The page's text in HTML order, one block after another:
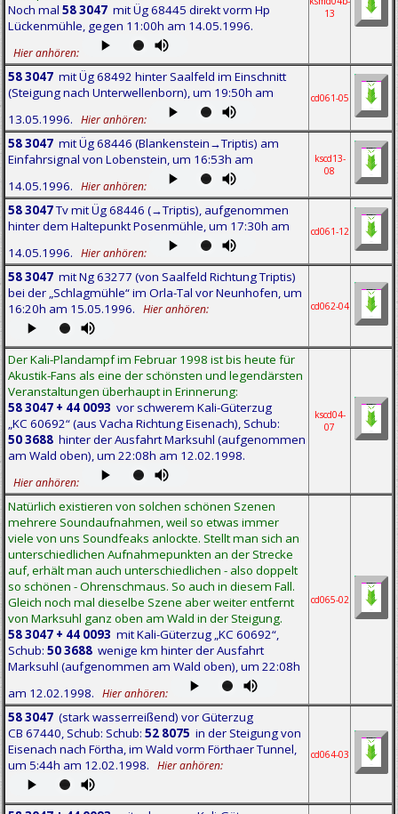
Noch mal58 3047 mit Üg 68445 direkt vorm Hp
Lückenmühle, gegen 11:00h am 14.05.1996.
Hier anhören:
13
58 3047 mit Üg 68492 hinter Saalfeld im Einschnitt
(Steigung nach Unterwellenborn), um 19:50h am
13.05.1996.
Hier anhören:
cd061-05
58 3047 mit Üg 68446 (Blankenstein→Triptis) am
Einfahrsignal von Lobenstein, um 16:53h am
14.05.1996.
Hier anhören:
kscd13-
08
58 3047Tv mit Üg 68446 (→Triptis), aufgenommen
hinter dem Haltepunkt Posenmühle, um 17:30h am
14.05.1996.
Hier anhören:
cd061-12
58 3047 mit Ng 63277 (von Saalfeld Richtung Triptis)
bei der „Schlagmühle“ im Orla-Tal vor Neunhofen, um
16:20h am 15.05.1996.
Hier anhören: cd062-04
Der Kali-Plandampf im Februar 1998 ist bis heute für
Akustik-Fans als eine der schönsten und legendärsten
Veranstaltungen überhaupt in Erinnerung:
58 3047 + 44 0093 vor schwerem Kali-Güterzug
„KC 60692“ (aus Vacha Richtung Eisenach), Schub:
50 3688 hinter der Ausfahrt Marksuhl (aufgenommen
am Wald oben), um 22:08h am 12.02.1998.
Hier anhören:
kscd04-
07
Natürlich existieren von solchen schönen Szenen
mehrere Soundaufnahmen, weil so etwas immer
viele von uns Soundfeaks anlockte. Stellt man sich an
unterschiedlichen Aufnahmepunkten an der Strecke
auf, erhält man auch unterschiedlichen - also doppelt
so schönen - Ohrenschmaus. So auch in diesem Fall.
Gleich noch mal dieselbe Szene aber weiter entfernt
von Marksuhl ganz oben am Wald in der Steigung.
58 3047 + 44 0093 mit Kali-Güterzug „KC 60692“,
Schub:50 3688 wenige km hinter der Ausfahrt
Marksuhl (aufgenommen am Wald oben), um 22:08h
am 12.02.1998.
Hier anhören:
cd065-02
58 3047 (stark wasserreißend) vor Güterzug
CB 67440, Schub: Schub:52 8075 in der Steigung von
Eisenach nach Förtha, im Wald vorm Förthaer Tunnel,
um 5:44h am 12.02.1998.
Hier anhören:
cd064-03